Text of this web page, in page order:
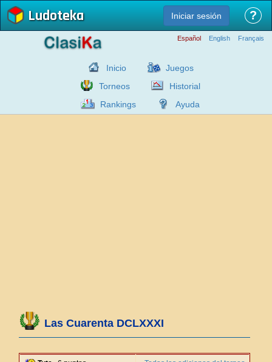
Ludoteka Iniciar sesión ?
Español English Français
Inicio
Juegos
Torneos
Historial
Rankings
Ayuda
Las Cuarenta DCLXXXI